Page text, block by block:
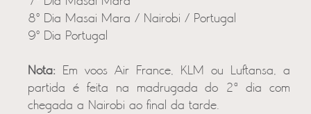
8º Dia Masai Mara / Nairobi / Portugal
9º Dia Portugal
Nota: Em voos Air France, KLM ou Luftansa, a
partida é feita na madrugada do 2ª dia com
chegada a Nairobi ao final da tarde.